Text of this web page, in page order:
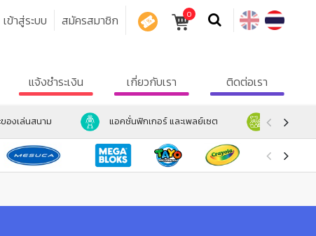
เข้าสู่ระบบ สมัครสมาชิก 0
แจ้งชำระเงิน เกี่ยวกับเรา ติดต่อเรา
องเล่นสนาม แอคชั่นฟิกเกอร์ และเพลย์เซต ตุ๊กตา แล